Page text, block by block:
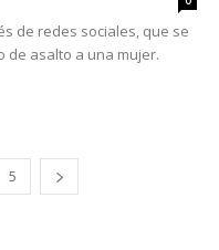
de redes sociales, que se
de asalto a una mujer.
5